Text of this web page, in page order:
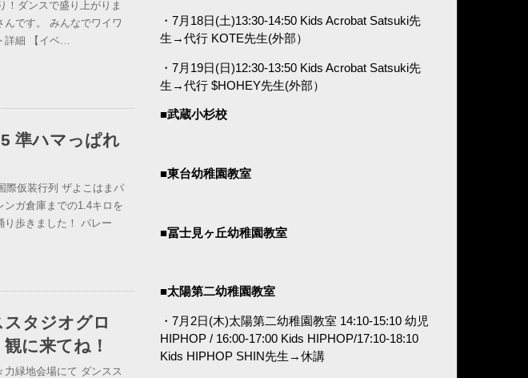
ダンスで盛り上がりま
んです。 みんなでワイワ
詳細 【イベ…
準ハマっぱれ
仮装行列 ザよこはまパ
ンガ倉庫までの1.4キロを
り歩きました！ パレー
タジオグロ
に来てね！
力緑地会場にて ダンスス
・7月18日(土)13:30-14:50 Kids Acrobat Satsuki先
生→代行 KOTE先生(外部）
・7月19日(日)12:30-13:50 Kids Acrobat Satsuki先
生→代行 $HOHEY先生(外部）
■武蔵小杉校
■東台幼稚園教室
■冨士見ヶ丘幼稚園教室
■太陽第二幼稚園教室
・7月2日(木)太陽第二幼稚園教室 14:10-15:10 幼児
HIPHOP / 16:00-17:00 Kids HIPHOP/17:10-18:10
Kids HIPHOP SHIN先生→休講